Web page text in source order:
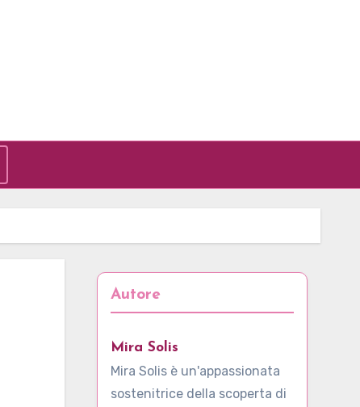
Autore
Mira Solis
Mira Solis è un'appassionata
sostenitrice della scoperta di